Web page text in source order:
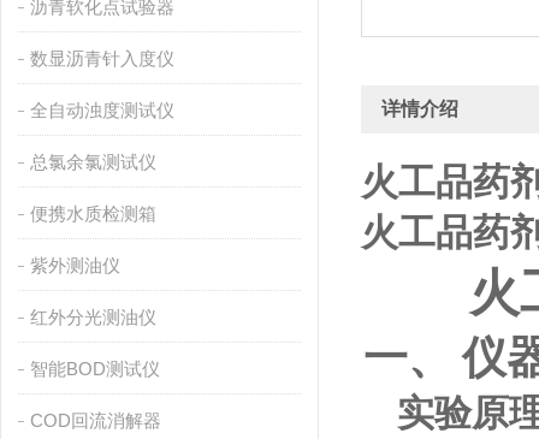
沥青软化点试验器
数显沥青针入度仪
全自动浊度测试仪
总氯余氯测试仪
便携水质检测箱
紫外测油仪
红外分光测油仪
智能BOD测试仪
COD回流消解器
详情介绍
火工品药
火工品药
火
一、仪
实验原